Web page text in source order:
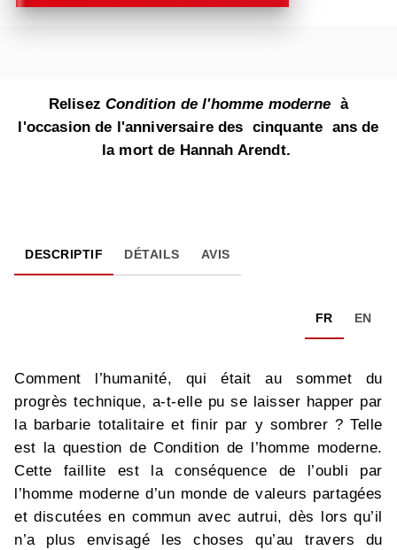
RelisezCondition de l'homme moderne à
l'occasion de l'anniversaire des cinquante ans de
la mort de Hannah Arendt.
DESCRIPTIF DÉTAILS AVIS
FR EN
Comment l’humanité, qui était au sommet du
progrès technique, a-t-elle pu se laisser happer par
la barbarie totalitaire et finir par y sombrer ? Telle
est la question de Condition de l’homme moderne.
Cette faillite est la conséquence de l’oubli par
l’homme moderne d’un monde de valeurs partagées
et discutées en commun avec autrui, dès lors qu’il
n’a plus envisagé les choses qu’au travers du